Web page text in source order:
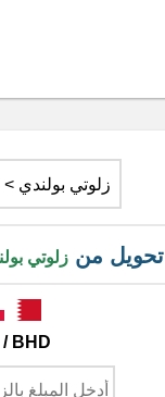
تحويل من زلوتي
/ BHD